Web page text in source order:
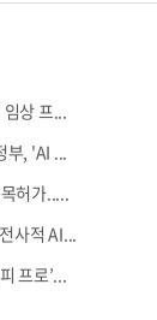
상 프...
부, 'AI ...
허가.....
사적 AI...
프로’...